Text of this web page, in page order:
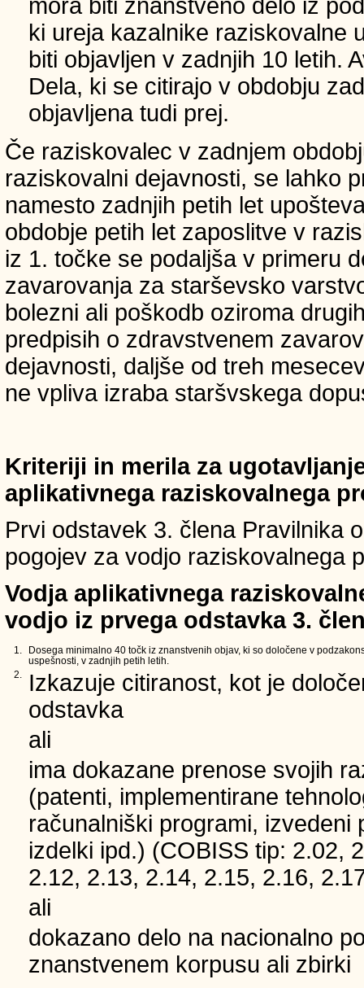
mora biti znanstveno delo iz
ki ureja kazalnike raziskovalne
biti objavljen v zadnjih 10 letih.
Dela, ki se citirajo v obdobju
objavljena tudi prej.
Če raziskovalec v zadnjem
raziskovalni dejavnosti, se lahko
namesto zadnjih petih let
obdobje petih let zaposlitve v
iz 1. točke se podaljša v primeru
zavarovanja za starševsko
bolezni ali poškodb oziroma
predpisih o zdravstvenem
dejavnosti, daljše od treh
ne vpliva izraba staršvskega
Kriteriji in merila za
aplikativnega raziskovalnega
Prvi odstavek 3. člena Pravilnika
pogojev za vodjo raziskovalnega
Vodja aplikativnega
vodjo iz prvega odstavka 3.
1.
Dosega minimalno 40 točk iz znanstvenih objav, ki so določene v
uspešnosti, v zadnjih petih letih.
2.
Izkazuje citiranost, kot je
odstavka
ali
ima dokazane prenose svojih
(patenti, implementirane
računalniški programi, izvedeni
izdelki ipd.) (COBISS tip: 2.02,
2.12, 2.13, 2.14, 2.15, 2.16,
ali
dokazano delo na nacionalno
znanstvenem korpusu ali zbirki